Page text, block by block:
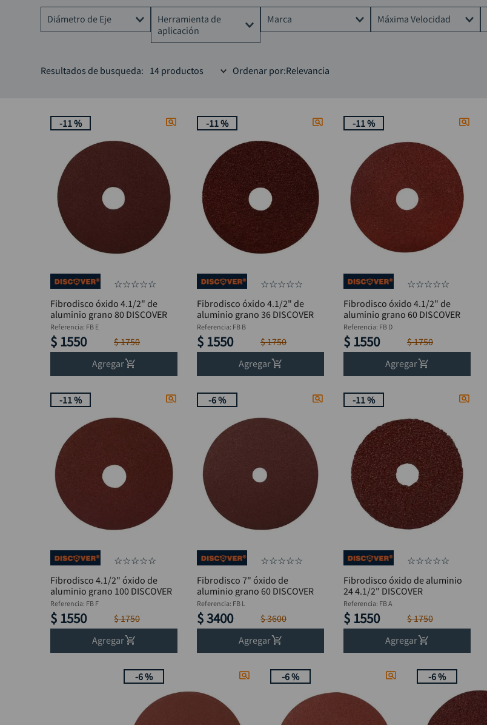
Diámetro de Eje
Herramienta de
aplicación
Pulidora
Marca Máxima Velocidad
Resultados de busqueda: 14 productos Ordenar por Relevancia
-11 %
☆☆☆☆☆
Fibrodisco óxido 4.1/2" de
aluminio grano 80 DISCOVER
Referencia: FB E
$ 1550 $1750
Agregar
-11 %
☆☆☆☆☆
Fibrodisco óxido 4.1/2" de
aluminio grano 36 DISCOVER
Referencia: FB B
$ 1550 $1750
Agregar
-11 %
☆☆☆☆☆
Fibrodisco óxido 4.1/2" de
aluminio grano 60 DISCOVER
Referencia: FB D
$ 1550 $1750
Agregar
-11 %
☆☆☆☆☆
Fibrodisco 4.1/2" óxido de
aluminio grano 100 DISCOVER
Referencia: FB F
$ 1550 $1750
Agregar
-6 %
☆☆☆☆☆
Fibrodisco 7" óxido de
aluminio grano 60 DISCOVER
Referencia: FB L
$3400 $3600
Agregar
-11 %
☆☆☆☆☆
Fibrodisco óxido de aluminio
24 4.1/2" DISCOVER
Referencia: FB A
$ 1550 $1750
Agregar
-6 % -6 % -6 %